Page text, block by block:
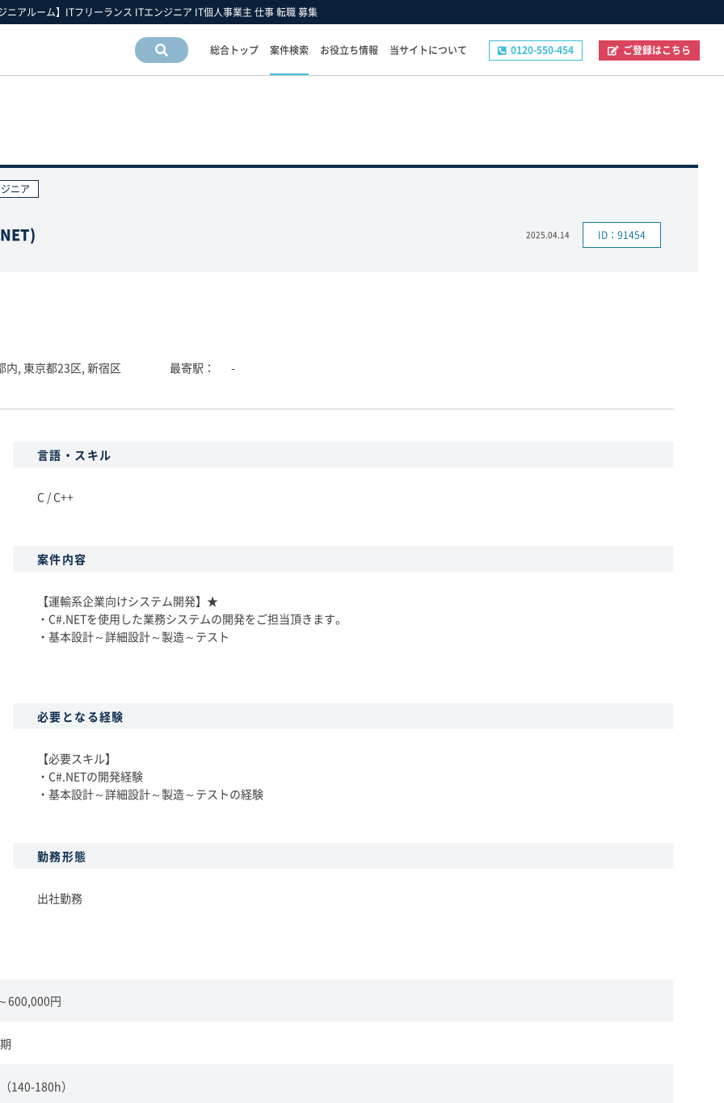
アルーム】ITフリーランス ITエンジニア IT個人事業主 仕事 転職 募集
総合トップ 案件検索 お役立ち情報 当サイトについて
アクセスマップ
0120-550-454 ご登録はこちら
ニア
2025.04.14 ID：91454
内, 東京都23区, 新宿区 最寄駅 -
言語・スキル
C / C++
案件内容
【運輸系企業向けシステム開発】★
・C#.NETを使用した業務システムの開発をご担当頂きます。
・基本設計～詳細設計～製造～テスト
必要となる経験
【必要スキル】
・C#.NETの開発経験
・基本設計～詳細設計～製造～テストの経験
勤務形態
出社勤務
600,000円
140-180h）